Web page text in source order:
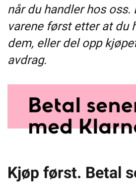
når du handler hos oss.
varene først etter at du
dem, eller del opp
avdrag.
Kjøp først. Betal